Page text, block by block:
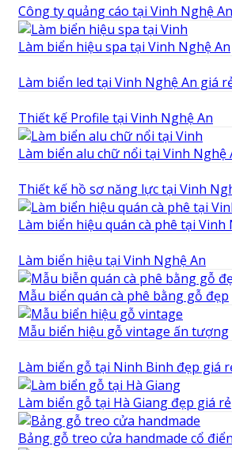
Công ty quảng cáo tại Vinh Nghệ An
Làm biển hiệu spa tại Vinh Nghệ An
Làm biển led tại Vinh Nghệ An giá
Thiết kế Profile tại Vinh Nghệ An
Làm biển alu chữ nổi tại Vinh Nghệ
Thiết kế hồ sơ năng lực tại Vinh
Làm biển hiệu quán cà phê tại Vinh
Làm biển hiệu tại Vinh Nghệ An
Mẫu biển quán cà phê bằng gỗ đẹp
Mẫu biển hiệu gỗ vintage ấn tượng
Làm biển gỗ tại Ninh Binh đẹp giá
Làm biển gỗ tại Hà Giang đẹp giá rẻ
Bảng gỗ treo cửa handmade cổ điển